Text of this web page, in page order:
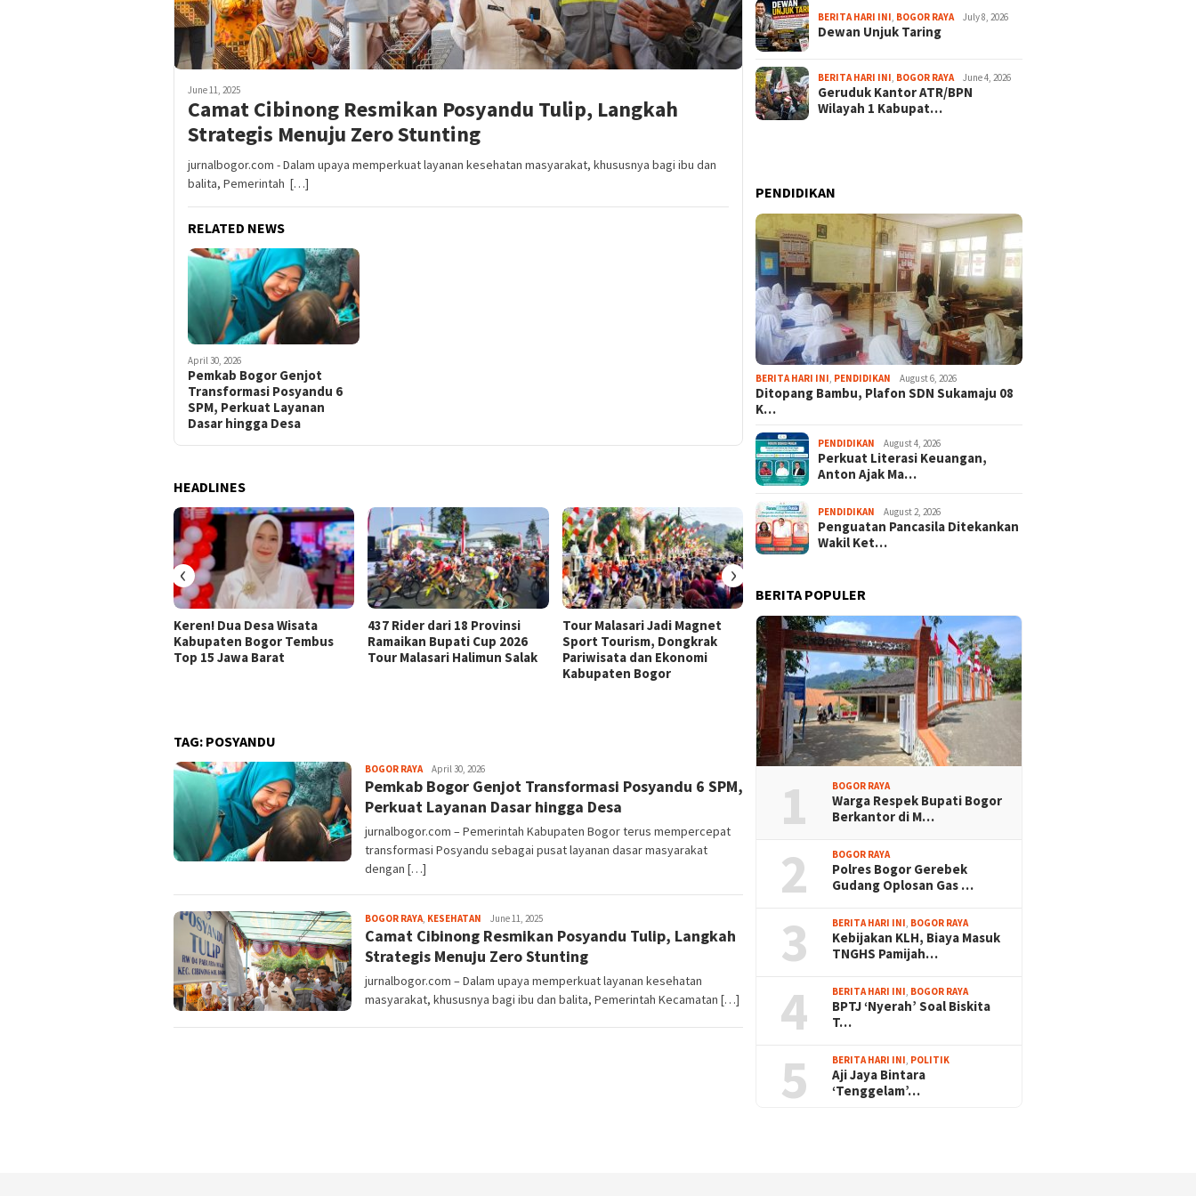
June 11, 2025
Camat Cibinong Resmikan Posyandu Tulip, Langkah
Strategis Menuju Zero Stunting
jurnalbogor.com - Dalam upaya memperkuat layanan kesehatan masyarakat, khususnya bagi ibu dan
balita, Pemerintah […]
RELATED NEWS
April 30, 2026
Pemkab Bogor Genjot
Transformasi Posyandu 6
SPM, Perkuat Layanan
Dasar hingga Desa
HEADLINES
Keren! Dua Desa Wisata
Kabupaten Bogor Tembus
Top 15 Jawa Barat
437 Rider dari 18 Provinsi
Ramaikan Bupati Cup 2026
Tour Malasari Halimun Salak
Tour Malasari Jadi Magnet
Sport Tourism, Dongkrak
Pariwisata dan Ekonomi
Kabupaten Bogor
Tour Malasari Halimun Salak
Kian Diminati, Ratusan Rider
dari 18 Provinsi Ramaikan
Bupati Bogor Cup 2026
Ekspedisi Bogor Biru ke-5,
Partai Demokrat Lakukan
Bersih-bersih Sungai di
Jasinga
‹ ›
TAG: POSYANDU
BOGOR RAYAAga
Alamanda
April 30, 2026
Pemkab Bogor Genjot Transformasi Posyandu 6 SPM,
Perkuat Layanan Dasar hingga Desa
jurnalbogor.com – Pemerintah Kabupaten Bogor terus mempercepat
transformasi Posyandu sebagai pusat layanan dasar masyarakat
dengan […]
BOGOR RAYA, KESEHATAN Aga
Alamanda
June 11, 2025
Camat Cibinong Resmikan Posyandu Tulip, Langkah
Strategis Menuju Zero Stunting
jurnalbogor.com – Dalam upaya memperkuat layanan kesehatan
masyarakat, khususnya bagi ibu dan balita, Pemerintah Kecamatan […]
BERITA HARI INI BOGOR RAYA July 8, 2026
Dewan Unjuk Taring
BERITA HARI INI BOGOR RAYA June 4, 2026
Geruduk Kantor ATR/BPN
Wilayah 1 Kabupat…
PENDIDIKAN
BERITA HARI INI PENDIDIKAN August 6, 2026
Ditopang Bambu, Plafon SDN Sukamaju 08
K…
PENDIDIKAN August 4, 2026
Perkuat Literasi Keuangan,
Anton Ajak Ma…
PENDIDIKAN August 2, 2026
Penguatan Pancasila Ditekankan
Wakil Ket…
BERITA POPULER
1 BOGOR RAYA
Warga Respek Bupati Bogor
Berkantor di M…
2 BOGOR RAYA
Polres Bogor Gerebek
Gudang Oplosan Gas …
3 BERITA HARI INI, BOGOR RAYA
Kebijakan KLH, Biaya Masuk
TNGHS Pamijah…
4 BERITA HARI INI, BOGOR RAYA
BPTJ ‘Nyerah’ Soal Biskita
T…
5 BERITA HARI INI, POLITIK
Aji Jaya Bintara
‘Tenggelam’…